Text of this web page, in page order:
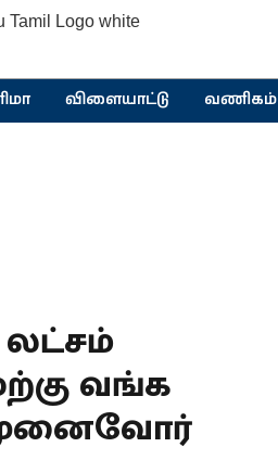
விளையாட்டு வணிகம்
லட்சம்
வங்க